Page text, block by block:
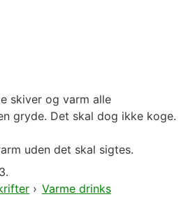
skiver og varm alle
gryde. Det skal dog ikke koge.
uden det skal sigtes.
› Varme drinks